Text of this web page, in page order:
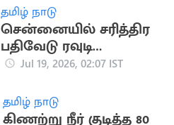
தமிழ் நாடு
சென்னையில் சரித்திர
பதிவேடு ரவுடி
துப்பாக்கியால்
Jul 19, 2026, 02:07 IST
தமிழ் நாடு
கிணற்று நீர் குடித்த 80